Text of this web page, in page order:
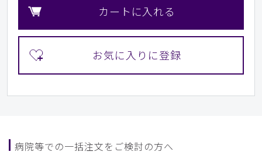
カートに入れる
病院等での一括注文をご検討の方へ